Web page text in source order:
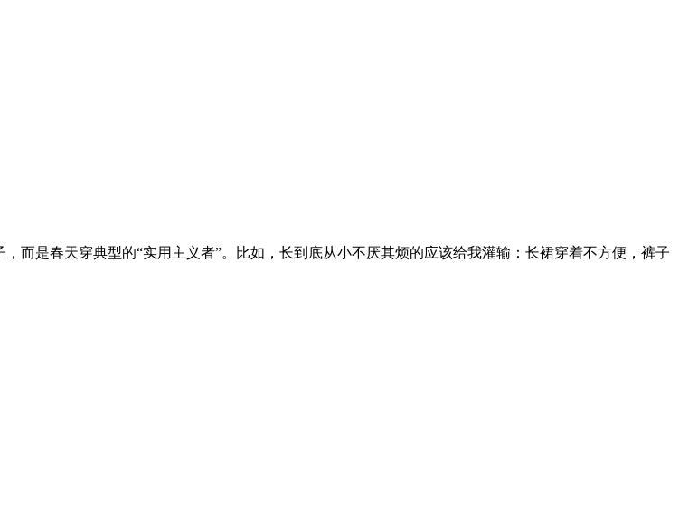
是春天穿典型的“实用主义者”。比如，长到底从小不厌其烦的应该给我灌输：长裙穿着不方便，裤子